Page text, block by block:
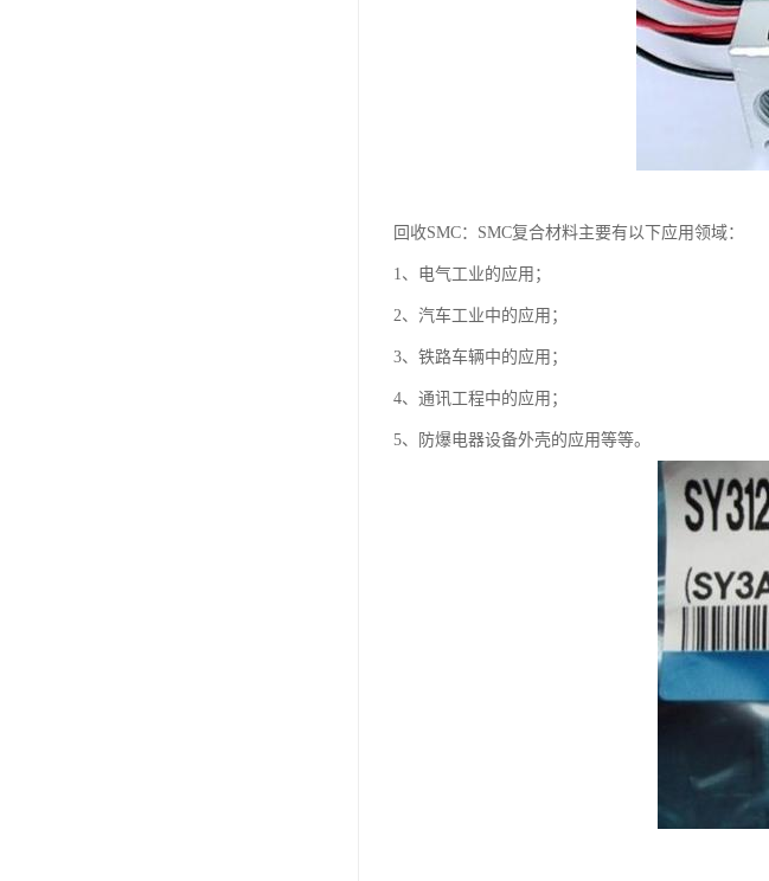
回收SMC：SMC复合材料主要有以下应用领域：
1、电气工业的应用；
2、汽车工业中的应用；
3、铁路车辆中的应用；
4、通讯工程中的应用；
5、防爆电器设备外壳的应用等等。